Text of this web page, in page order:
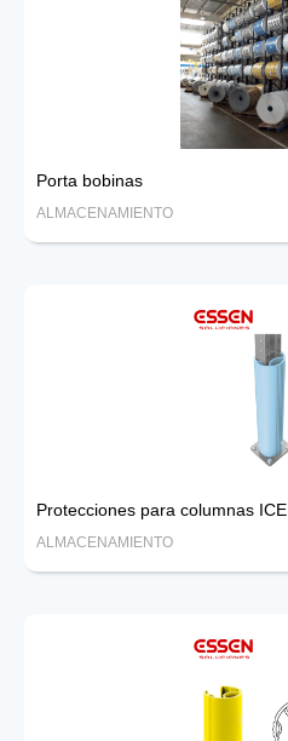
Porta bobinas
ALMACENAMIENTO
Protecciones para columnas ICE
ALMACENAMIENTO